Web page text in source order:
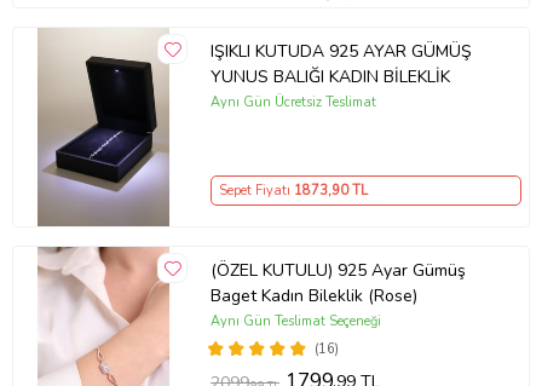
IŞIKLI KUTUDA 925 AYAR GÜMÜŞ
YUNUS BALIĞI KADIN BİLEKLİK
Aynı Gün Ücretsiz Teslimat
Sepet Fiyatı 1873,90 TL
(ÖZEL KUTULU) 925 Ayar Gümüş
Baget Kadın Bileklik (Rose)
(16)
Aynı Gün Teslimat Seçeneği
,99 TL